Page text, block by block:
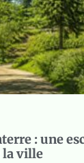
: une
la ville